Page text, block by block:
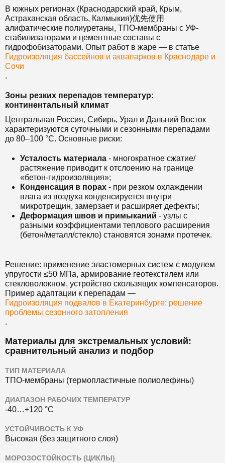
В южных регионах (Краснодарский край, Крым,
Астраханская область, Калмыкия)优先使用
алифатические полиуретаны, ТПО-мембраны с УФ-
стабилизаторами и цементные составы с
гидрофобизаторами. Опыт работ в жаре — в статье
Гидроизоляция бассейнов и аквапарков в Краснодаре и
Сочи
.
Зоны резких перепадов температур:
континентальный климат
Центральная Россия, Сибирь, Урал и Дальний Восток
характеризуются суточными и сезонными перепадами
до 80–100 °C. Основные риски:
Усталость материала - многократное сжатие/
растяжение приводит к отслоению на границе
«бетон-гидроизоляция»;
Конденсация в порах - при резком охлаждении
влага из воздуха конденсируется внутри
микротрещин, замерзает и расширяет дефекты;
Деформация швов и примыканий - узлы с
разными коэффициентами теплового расширения
(бетон/металл/стекло) становятся зонами протечек.
Решение: применение эластомерных систем с модулем
упругости ≤50 МПа, армирование геотекстилем или
стекловолокном, устройство скользящих компенсаторов.
Пример адаптации к перепадам —
Гидроизоляция подвалов в Екатеринбурге: решение
проблемы сезонного затопления
.
Материалы для экстремальных условий:
сравнительный анализ и подбор
ТИП МАТЕРИАЛА
ТПО-мембраны (термопластичные полиолефины)
ДИАПАЗОН РАБОЧИХ ТЕМПЕРАТУР
-40…+120 °C
УСТОЙЧИВОСТЬ К УФ
Высокая (без защитного слоя)
МОРОЗОСТОЙКОСТЬ (ЦИКЛЫ)